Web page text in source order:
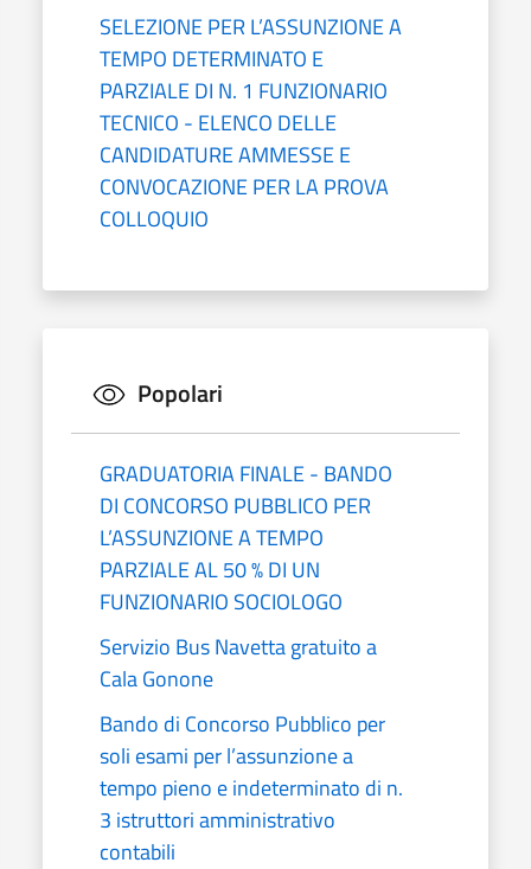
SELEZIONE PER L’ASSUNZIONE A
TEMPO DETERMINATO E
PARZIALE DI N. 1 FUNZIONARIO
TECNICO - ELENCO DELLE
CANDIDATURE AMMESSE E
CONVOCAZIONE PER LA PROVA
COLLOQUIO
Popolari
GRADUATORIA FINALE - BANDO
DI CONCORSO PUBBLICO PER
L’ASSUNZIONE A TEMPO
PARZIALE AL 50 % DI UN
FUNZIONARIO SOCIOLOGO
Servizio Bus Navetta gratuito a
Cala Gonone
Bando di Concorso Pubblico per
soli esami per l’assunzione a
tempo pieno e indeterminato di n.
3 istruttori amministrativo
contabili